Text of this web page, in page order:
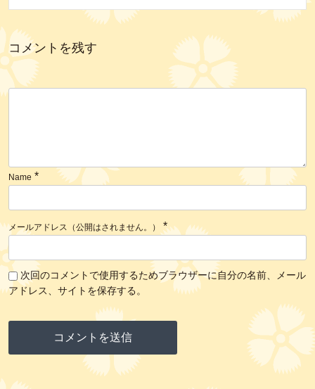
コメントを残す
Name *
メールアドレス（公開はされません。） *
次回のコメントで使用するためブラウザーに自分の名前、メール
アドレス、サイトを保存する。